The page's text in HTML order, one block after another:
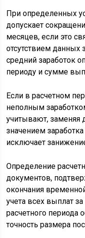
При определенных
допускает
месяцев, если это
отсутствием данных
средний заработок
периоду и сумме
Если в расчетном
неполным
учитывают,
значением
исключает
Определение
документов,
окончания
учета всех выплат
расчетного периода
точность размера